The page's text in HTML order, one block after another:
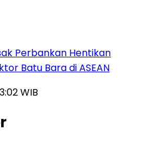
Perbankan Hentikan
Batu Bara di ASEAN
WIB